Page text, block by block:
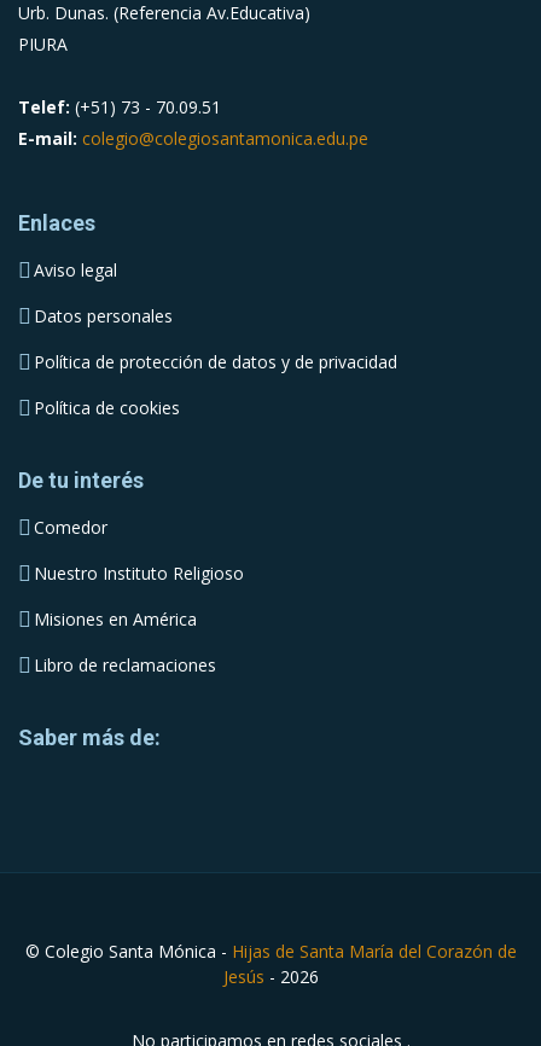
Urb. Dunas. (Referencia Av.Educativa)
PIURA
Telef: (+51) 73 - 70.09.51
E-mail: colegio@colegiosantamonica.edu.pe
Enlaces
Aviso legal
Datos personales
Política de protección de datos y de privacidad
Política de cookies
De tu interés
Comedor
Nuestro Instituto Religioso
Misiones en América
Libro de reclamaciones
Saber más de:
© Colegio Santa Mónica - Hijas de Santa María del Corazón de
Jesús - 2026
No participamos en redes sociales .